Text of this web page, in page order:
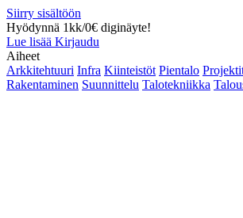
Siirry sisältöön
Hyödynnä 1kk/0€ diginäyte!
Lue lisää Kirjaudu
Aiheet
Arkkitehtuuri Infra Kiinteistöt Pientalo
Rakentaminen Suunnittelu Talotekniikka